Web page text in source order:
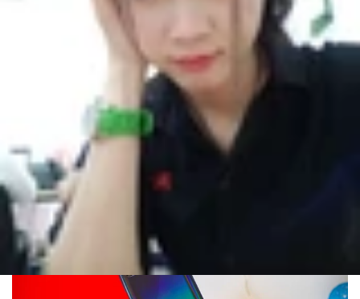
Dân tình dậy sóng khi Galaxy A51 là
điện thoại Android bán chạy nhất
thế giới chứ không phải ai khác
Nguyễn Phan Thảo Nguyên
Ngày đăng:15/05/2020
Cập nhật:15/05/2020
Theo dõi XTMobile trên